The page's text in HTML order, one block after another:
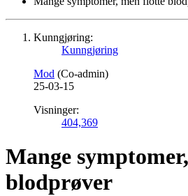
Kunngjøring:
Kunngjøring
Mod (Co-admin)
25-03-15
Visninger:
404,369
Mange
blodprøver